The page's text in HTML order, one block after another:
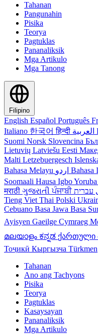
Tahanan
Pangunahin
Pisika
Teorya
Pagtuklas
Pananaliksik
Mga Artikulo
Mga Tanong
Filipino
English Español Português
Italiano 한국어हिन्दी
Suomi Norsk Slovencina
Lietuvių Latviešu Eesti
Malti Letzebuergesch
Bahasa Melayu
Bahasa
Soomaali Hausa IgboYoruba
मराठी ગુજરાતીਪੰਜਾਬੀ
Tieng Viet Thai Polski
Cebuano Basa Jawa Basa
Ayisyen Gaeilge Cymraeg
മലയാളം ಕನ್ನಡ ქართული
Тоҷикӣ Кыргызча Türkmen
Tahanan
Ano ang Tachyons
Pisika
Teorya
Pagtuklas
Kasaysayan
Pananaliksik
Mga Artikulo